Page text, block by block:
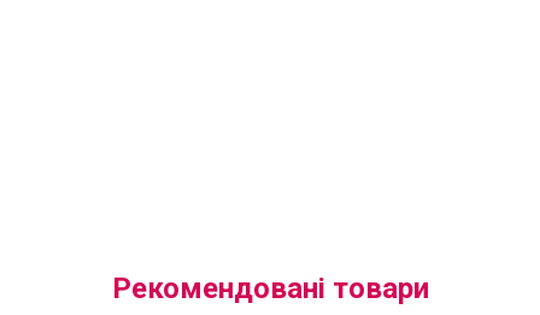
Рекомендовані товари